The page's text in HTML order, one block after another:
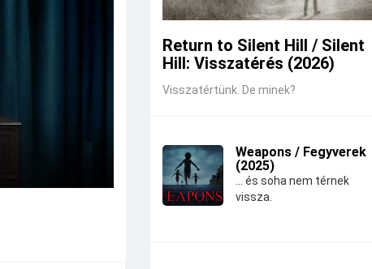
Return to Silent Hill / Silent
Hill: Visszatérés (2026)
Visszatértünk. De minek?
Weapons / Fegyverek
(2025)
... és soha nem térnek
vissza.